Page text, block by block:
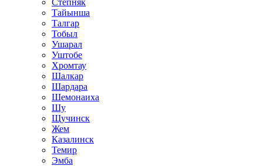
Степняк
Тайынша
Талгар
Тобыл
Ушарал
Уштобе
Хромтау
Шалкар
Шардара
Шемонаиха
Шу
Щучинск
Жем
Казалинск
Темир
Эмба